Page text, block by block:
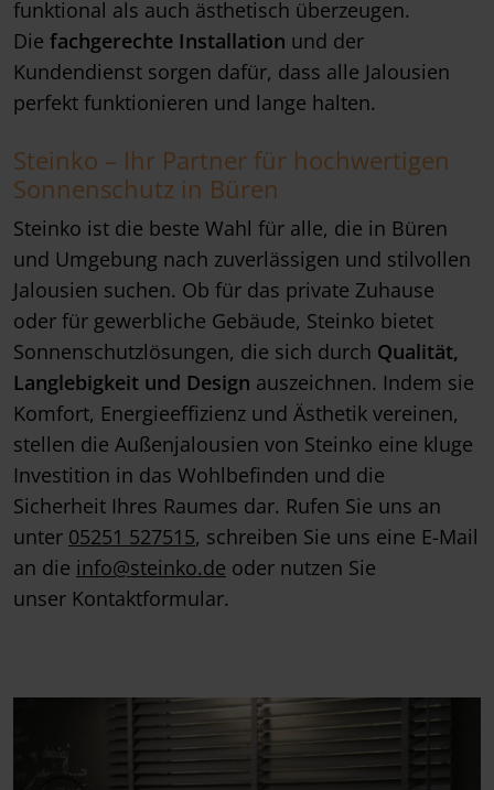
funktional als auch ästhetisch überzeugen.
Die fachgerechte Installation und der
Kundendienst sorgen dafür, dass alle Jalousien
perfekt funktionieren und lange halten.
Steinko – Ihr Partner für hochwertigen
Sonnenschutz in Büren
Steinko ist die beste Wahl für alle, die in Büren
und Umgebung nach zuverlässigen und stilvollen
Jalousien suchen. Ob für das private Zuhause
oder für gewerbliche Gebäude, Steinko bietet
Sonnenschutzlösungen, die sich durch Qualität,
Langlebigkeit und Design auszeichnen. Indem sie
Komfort, Energieeffizienz und Ästhetik vereinen,
stellen die Außenjalousien von Steinko eine kluge
Investition in das Wohlbefinden und die
Sicherheit Ihres Raumes dar. Rufen Sie uns an
unter 05251 527515, schreiben Sie uns eine E-Mail
an die info@steinko.de oder nutzen Sie
unser Kontaktformular.